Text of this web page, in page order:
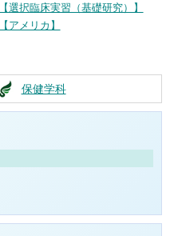
【選択臨床実習（基礎研究）】
【アメリカ】
保健学科